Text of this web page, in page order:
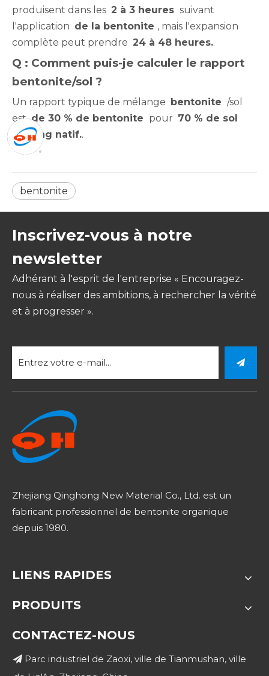
produisent dans les 2 à 3 heures suivant
l'application de la bentonite , mais l'expansion
complète peut prendre 24 à 48 heures..
Q : Comment puis-je calculer le rapport
bentonite/sol ?
Un rapport typique de mélange bentonite /sol
estde 30 % de bentonite pour 70 % de sol
d'étang natif..
bentonite
Inscrivez-vous à notre
newsletter
Adhérant à l'esprit de l'entreprise « Encouragez-
nous à réaliser des ambitions, à rechercher la vérité
et à progresser ».
Zhejiang Qinghong New Material Co., Ltd. est un
fabricant professionnel de bentonite organique
depuis 1980.
LIENS RAPIDES
PRODUITS
CONTACTEZ-NOUS
 Parc industriel de Zaoxi, ville de Tianmushan, ville